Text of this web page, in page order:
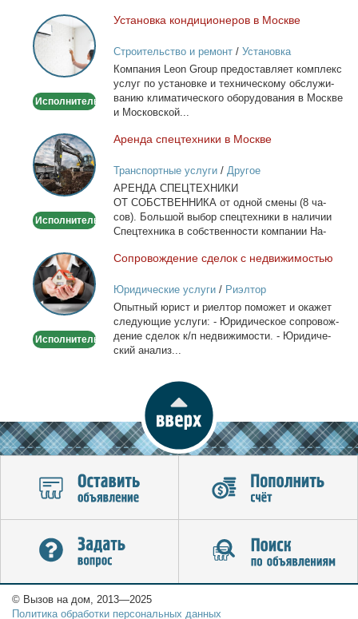
Установка
кондиционеров
в
Москве
Исполнитель
Уста­нов­ка кон­ди­ци­о­не­ров в Москве
Строительство и ремонт/ Установка
кондиционеров
Ком­па­ния Leon Group предо­став­ля­ет ком­плекс
услуг по уста­нов­ке и тех­ни­че­ско­му об­слу­жи­
ва­нию кли­ма­ти­че­ско­го обо­ру­до­ва­ния в Москве
и Мос­ков­ской...
Аренда
спецтехники
в
Москве
Исполнитель
Арен­да спец­тех­ни­ки в Москве
Транспортные услуги/ Другое
АРЕНДА СПЕЦТЕХНИКИ
ОТ СОБСТВЕННИКА от од­ной сме­ны (8 ча­
сов). Боль­шой вы­бор спец­тех­ни­ки в на­ли­чии
Спец­тех­ни­ка в соб­ствен­но­сти ком­па­нии На­
Сопровождение
сделок
с
недвижимостью
Исполнитель
Со­про­вож­де­ние сде­лок с недви­жи­мо­стью
Юридические услуги/ Риэлтор
Опыт­ный юрист и ри­ел­тор по­мо­жет и ока­жет
сле­ду­ю­щие услу­ги: - Юри­ди­че­ское со­про­вож­
де­ние сде­лок к/п недви­жи­мо­сти. - Юри­ди­че­
ский ана­лиз...
© Вызов на дом, 2013—2025
Политика обработки персональных данных